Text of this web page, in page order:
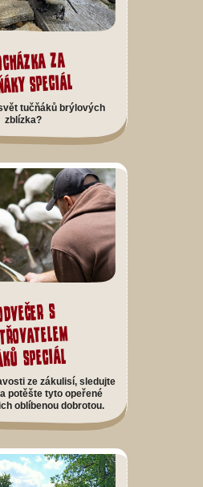
za
speciál
tučňáků brýlových
zblízka?
s
speciál
ze zákulisí, sledujte
potěšte tyto opeřené
oblíbenou dobrotou.